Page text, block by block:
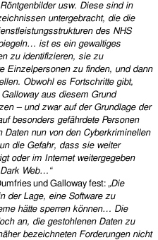
usw. Diese sind in
untergebracht, die die
des NHS
ist es ein gewaltiges
zu identifizieren, sie zu
Einzelpersonen zu finden, und dann
Obwohl es Fortschritte gibt,
aus diesem Grund
– und zwar auf der Grundlage der
besonders gefährdete Personen
nun von den Cyberkriminellen
die Gefahr, dass sie weiter
oder im Internet weitergegeben
Web…“
und Galloway fest: „Die
der Lage, eine Software zu
hätte sperren können… Die
an, die gestohlenen Daten zu
bezeichneten Forderungen nicht